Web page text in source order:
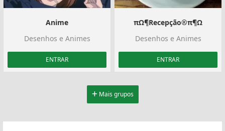
Anime
Desenhos e Animes
ENTRAR
πΩ¶Recepção®π¶Ω
Desenhos e Animes
ENTRAR
Mais grupos